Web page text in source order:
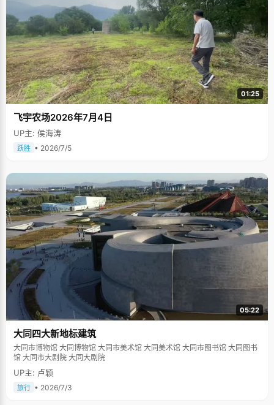
01:25
飞宇农场2026年7月4日
UP主: 侯海涛
跃胜 • 2026/7/5
05:22
大同四大新地标建筑
大同市博物馆 大同博物馆 大同市美术馆 大同美术馆 大同市图书馆 大同图书
馆 大同市大剧院 大同大剧院
UP主: 卢颖
旅行 • 2026/7/3